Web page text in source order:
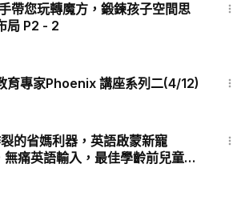
帶您玩轉魔方，鍛鍊孩子空間思
局 P2 - 2
育專家Phoenix 講座系列二(4/12)
裂的省媽利器，英語啟蒙新寵
痛英語輸入，最佳學齡前兒童動
飄葉 - 閃亮亮硬幣 影子巨人-